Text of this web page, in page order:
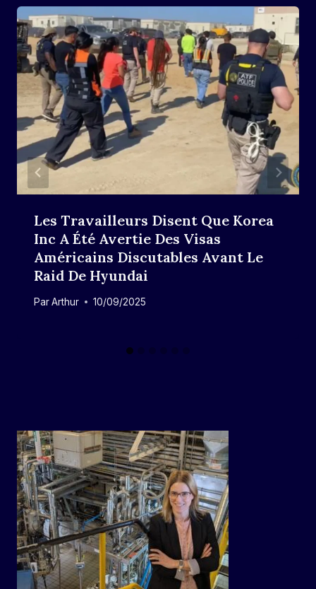
Les Travailleurs Disent Que Korea
Inc A Été Avertie Des Visas
Américains Discutables Avant Le
Raid De Hyundai
ParArthur 10/09/2025